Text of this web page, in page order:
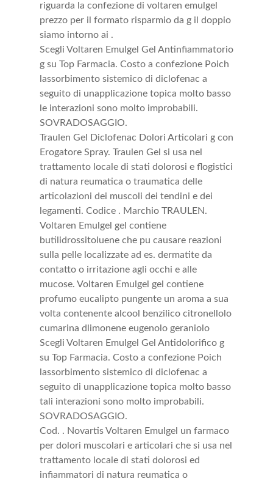
riguarda la confezione di voltaren emulgel
prezzo per il formato risparmio da g il doppio
siamo intorno ai .
Scegli Voltaren Emulgel Gel Antinfiammatorio
g su Top Farmacia. Costo a confezione Poich
lassorbimento sistemico di diclofenac a
seguito di unapplicazione topica molto basso
le interazioni sono molto improbabili.
SOVRADOSAGGIO.
Traulen Gel Diclofenac Dolori Articolari g con
Erogatore Spray. Traulen Gel si usa nel
trattamento locale di stati dolorosi e flogistici
di natura reumatica o traumatica delle
articolazioni dei muscoli dei tendini e dei
legamenti. Codice . Marchio TRAULEN.
Voltaren Emulgel gel contiene
butilidrossitoluene che pu causare reazioni
sulla pelle localizzate ad es. dermatite da
contatto o irritazione agli occhi e alle
mucose. Voltaren Emulgel gel contiene
profumo eucalipto pungente un aroma a sua
volta contenente alcool benzilico citronellolo
cumarina dlimonene eugenolo geraniolo
Scegli Voltaren Emulgel Gel Antidolorifico g
su Top Farmacia. Costo a confezione Poich
lassorbimento sistemico di diclofenac a
seguito di unapplicazione topica molto basso
tali interazioni sono molto improbabili.
SOVRADOSAGGIO.
Cod. . Novartis Voltaren Emulgel un farmaco
per dolori muscolari e articolari che si usa nel
trattamento locale di stati dolorosi ed
infiammatori di natura reumatica o